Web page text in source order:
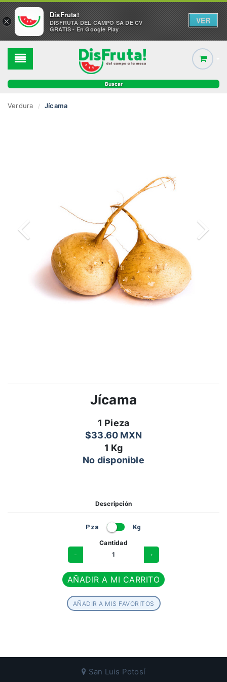
Verdura / Jícama
Jícama
1 Pieza
$33.60 MXN
1 Kg
No disponible
Descripción
Pza Kg
Cantidad
– 1 +
AÑADIR A MI CARRITO
AÑADIR A MIS FAVORITOS
San Luis Potosí
×
DisFruta!
DISFRUTA DEL CAMPO SA DE CV
GRATIS - En Google Play
VER